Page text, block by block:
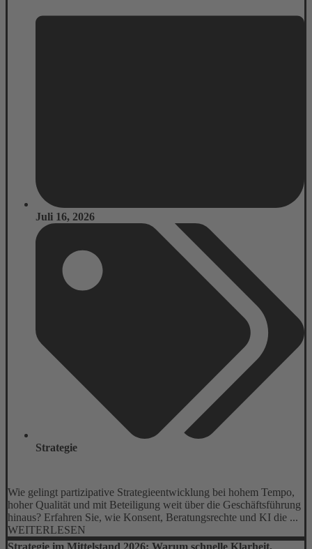
Juli 16, 2026
Strategie
Wie gelingt partizipative Strategieentwicklung bei hohem Tempo,
hoher Qualität und mit Beteiligung weit über die Geschäftsführung
hinaus? Erfahren Sie, wie Konsent, Beratungsrechte und KI die ...
WEITERLESEN